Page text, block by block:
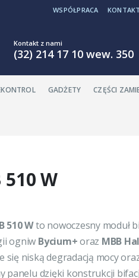
WSPÓŁPRACA KONTAKT
Kontakt z nami
(32) 214 17 10 wew. 350
GADŻETY CZĘŚCI
510 W
510 Wto nowoczesny moduł
ogniw Bycium+oraz MBB
się niską degradacją mocy
panelu dzięki konstrukcji